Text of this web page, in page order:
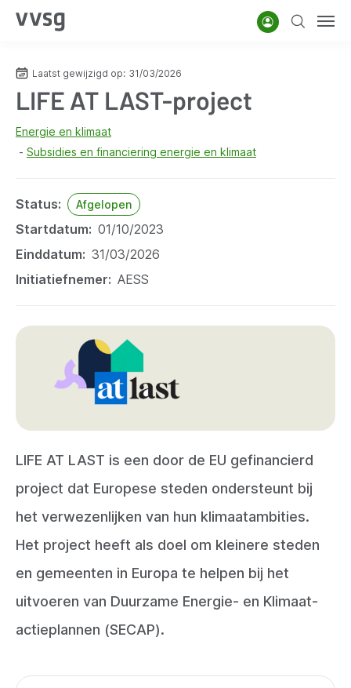
Overslaan
AccountZoeken
Laatst gewijzigd op 31/03/2026
LIFE AT LAST-project
Energie en klimaat
Subsidies en financiering energie en klimaat
Status Afgelopen
Startdatum
01/10/2023
Einddatum
31/03/2026
Initiatiefnemer
AESS
LIFE AT LAST is een door de EU gefinancierd
project dat Europese steden ondersteunt bij
het verwezenlijken van hun klimaatambities.
Het project heeft als doel om kleinere steden
en gemeenten in Europa te helpen bij het
uitvoeren van Duurzame Energie- en Klimaat­
actieplannen (SECAP).